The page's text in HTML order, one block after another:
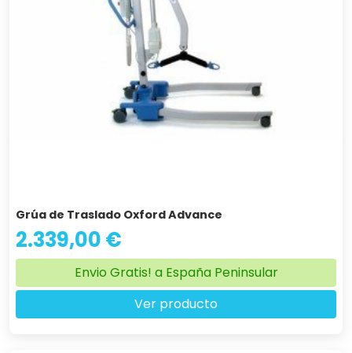
Grúa de Traslado Oxford Advance
2.339,00 €
Envio Gratis! a España Peninsular
Ver producto